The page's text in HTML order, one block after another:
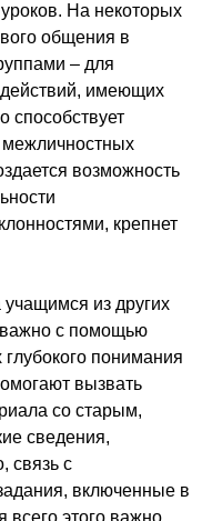
На некоторых
общения в
– для
имеющих
способствует
возможность
крепнет
из других
важно с помощью
понимания
вызвать
со старым,
сведения,
связь с
включенные в